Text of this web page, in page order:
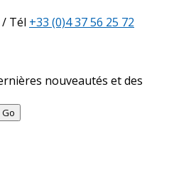
/ Tél +33 (0)4 37 56 25 72
nouveautés et des
Go